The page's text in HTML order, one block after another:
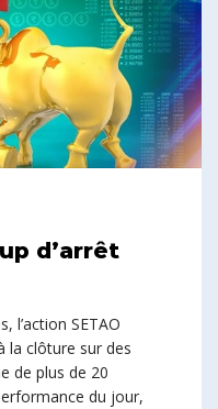
d’arrêt
l’action SETAO
la clôture sur des
de plus de 20
du jour,